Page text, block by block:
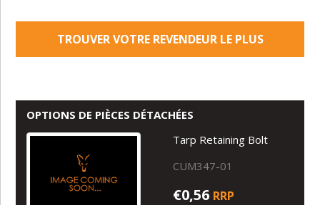
TROUVER VOTRE REVENDEUR LE PLUS
OPTIONS DE PIÈCES DÉTACHÉES
Tarp Retaining Bolt
CUM347-01
€0,56 RRP